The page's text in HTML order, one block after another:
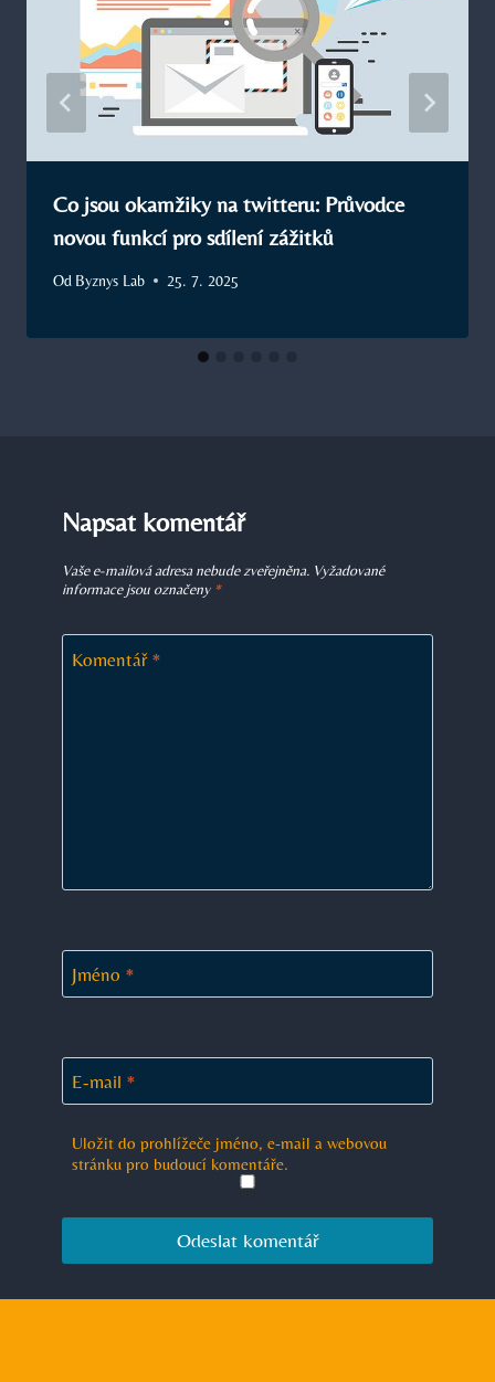
Co jsou okamžiky na twitteru: Průvodce
novou funkcí pro sdílení zážitků
Od Byznys Lab 25. 7. 2025
Napsat komentář
Vaše e-mailová adresa nebude zveřejněna. Vyžadované
informace jsou označeny *
Komentář *
Jméno *
E-mail *
Uložit do prohlížeče jméno, e-mail a webovou
stránku pro budoucí komentáře.